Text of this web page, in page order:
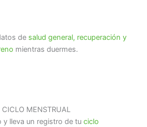
de salud general, recuperación y
mientras duermes.
MENSTRUAL
y lleva un registro de tu ciclo